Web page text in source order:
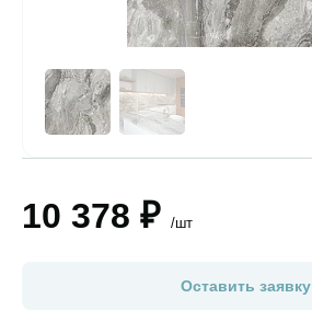
10 378 ₽ /шт
Оставить заявку